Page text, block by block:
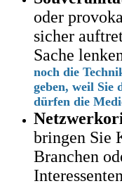
oder
sicher
Sache
noch die
geben, weil Sie
dürfen die
bringen Sie
Branchen